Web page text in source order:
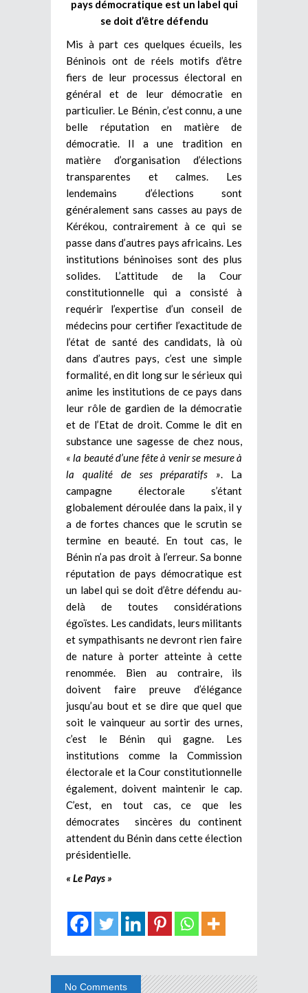
pays démocratique est un label qui
se doit d’être défendu
Mis à part ces quelques écueils, les
Béninois ont de réels motifs d’être
fiers de leur processus électoral en
général et de leur démocratie en
particulier. Le Bénin, c’est connu, a une
belle réputation en matière de
démocratie. Il a une tradition en
matière d’organisation d’élections
transparentes et calmes. Les
lendemains d’élections sont
généralement sans casses au pays de
Kérékou, contrairement à ce qui se
passe dans d’autres pays africains. Les
institutions béninoises sont des plus
solides. L’attitude de la Cour
constitutionnelle qui a consisté à
requérir l’expertise d’un conseil de
médecins pour certifier l’exactitude de
l’état de santé des candidats, là où
dans d’autres pays, c’est une simple
formalité, en dit long sur le sérieux qui
anime les institutions de ce pays dans
leur rôle de gardien de la démocratie
et de l’Etat de droit. Comme le dit en
substance une sagesse de chez nous,
« la beauté d’une fête à venir se mesure à
la qualité de ses préparatifs ». La
campagne électorale s’étant
globalement déroulée dans la paix, il y
a de fortes chances que le scrutin se
termine en beauté. En tout cas, le
Bénin n’a pas droit à l’erreur. Sa bonne
réputation de pays démocratique est
un label qui se doit d’être défendu au-
delà de toutes considérations
égoïstes. Les candidats, leurs militants
et sympathisants ne devront rien faire
de nature à porter atteinte à cette
renommée. Bien au contraire, ils
doivent faire preuve d’élégance
jusqu’au bout et se dire que quel que
soit le vainqueur au sortir des urnes,
c’est le Bénin qui gagne. Les
institutions comme la Commission
électorale et la Cour constitutionnelle
également, doivent maintenir le cap.
C’est, en tout cas, ce que les
démocrates sincères du continent
attendent du Bénin dans cette élection
présidentielle.
« Le Pays »
No Comments